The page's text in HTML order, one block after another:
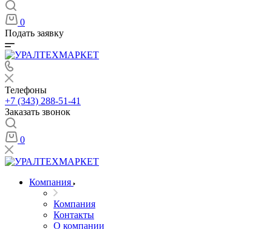
0
Подать заявку
Телефоны
+7 (343) 288-51-41
Заказать звонок
0
Компания
Компания
Контакты
О компании